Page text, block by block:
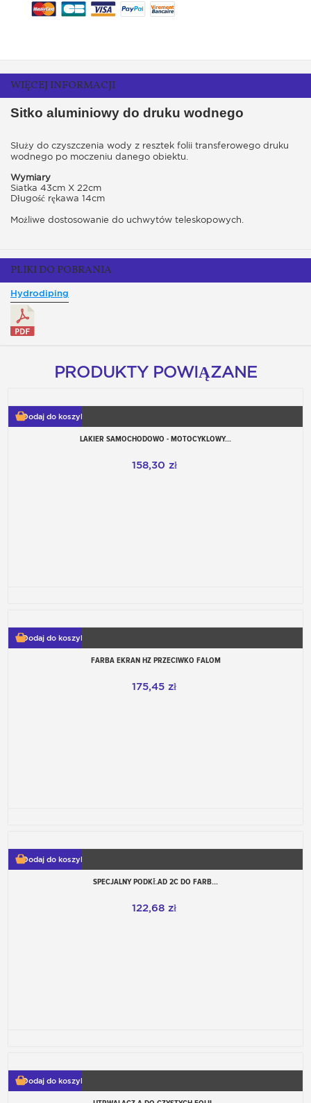
WIĘCEJ INFORMACJI
Sitko aluminiowy do druku wodnego
Służy do czyszczenia wody z resztek folii transferowego druku
wodnego po moczeniu danego obiektu.
Wymiary
Siatka 43cm X 22cm
Długość rękawa 14cm
Możliwe dostosowanie do uchwytów teleskopowych.
PLIKI DO POBRANIA
Hydrodiping
PRODUKTY POWIĄZANE
Dodaj do koszyka
LAKIER SAMOCHODOWO - MOTOCYKLOWY...
158,30 zł
Dodaj do koszyka
FARBA EKRAN HZ PRZECIWKO FALOM
175,45 zł
Dodaj do koszyka
SPECJALNY PODKŁAD 2C DO FARB...
122,68 zł
Dodaj do koszyka